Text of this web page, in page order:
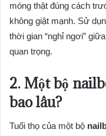
móng thật đúng cách
không giật mạnh. Sử
thời gian “nghỉ ngơi”
quan trọng.
2. Một bộ
bao lâu?
Tuổi thọ của một bộ